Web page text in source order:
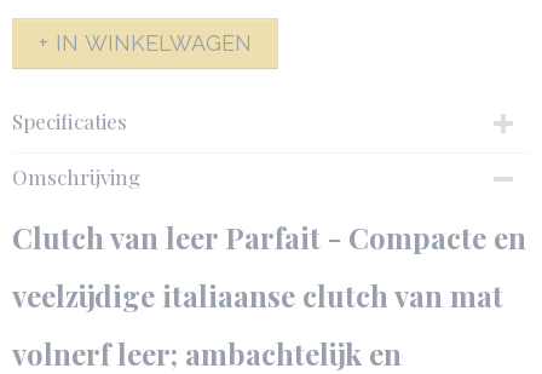
IN WINKELWAGEN
Specificaties
Productcode
142568-6826
0,36 Kg
22 x 8 x 13 cm
Omschrijving
Clutch van leer Parfait - Compacte en
veelzijdige italiaanse clutch van mat
volnerf leer; ambachtelijk en